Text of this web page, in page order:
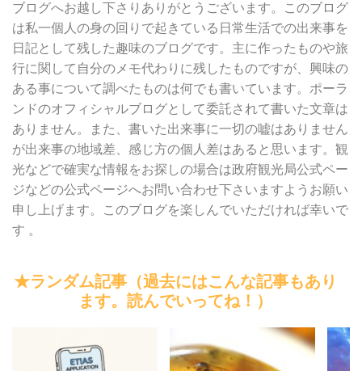
ブログへお越し下さりありがとうございます。このブログ
は私一個人の身の回りで起きている日常生活での出来事を
日記として残した趣味のブログです。主に作ったものや旅
行に関して自分のメモ代わりに残したものですが、興味の
ある事について調べたものは何でも書いています。ポーラ
ンドのオフィシャルブログとして委託されて書いた文章は
ありません。また、書いた出来事に一切の嘘はありません
が出来事の地域差、感じ方の個人差はあると思います。観
光などで確実な情報をお探しの場合は政府観光局公式ペー
ジなどの公式ページへお問い合わせ下さいますようお願い
申し上げます。このブログを楽しんでいただければ幸いで
す 。
★ランダム記事（過去にはこんな記事もあり
ます。読んでいってね！）